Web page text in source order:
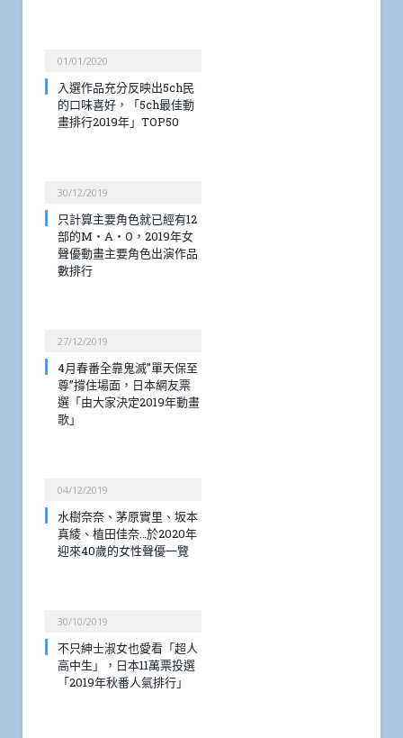
01/01/2020
入選作品充分反映出5ch民
的口味喜好，「5ch最佳動
畫排行2019年」TOP50
30/12/2019
只計算主要角色就已經有12
部的M・A・O，2019年女
聲優動畫主要角色出演作品
數排行
27/12/2019
4月春番全靠鬼滅”單天保至
尊”撐住場面，日本網友票
選「由大家決定2019年動畫
歌」
04/12/2019
水樹奈奈、茅原實里、坂本
真綾、植田佳奈…於2020年
迎來40歲的女性聲優一覽
30/10/2019
不只紳士淑女也愛看「超人
高中生」，日本11萬票投選
「2019年秋番人氣排行」